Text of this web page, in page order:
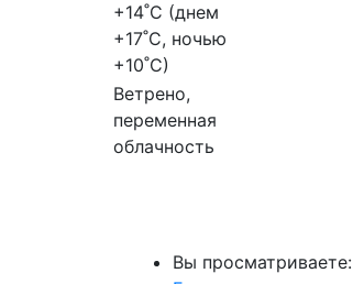
+14˚C (днем
+17˚C, ночью
+10˚C)
Ветрено,
переменная
облачность
Вы просматриваете: